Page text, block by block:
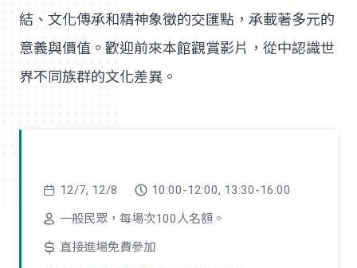
結、文化傳承和精神象徵的交匯點，承載著多元的
意義與價值。歡迎前來本館觀賞影片，從中認識世
界不同族群的文化差異。
12/7, 12/8
10:00-12:00, 13:30-16:00
一般民眾，每場次100人名額。
直接進場免費參加